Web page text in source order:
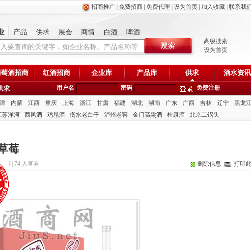
招商推广 免费招商 免费代理 设为首页 加入收藏 联系我
产品 供求 展会 商情 白酒 啤酒
高级搜索
设为首页
酒招商 红酒招商 企业库 产品库 供求 酒水资讯
求 用户名 密码 免费注册
内蒙 江西 重庆 上海 浙江 甘肃 福建 湖北 湖南 广东 广西 吉林 辽宁
黑龙
苏洋河 西凤酒 鸡尾酒 衡水老白干 泸州老窖 金门高粱酒 杜康酒 北京二锅头
莓
删除信息 打印
| 74 人查看